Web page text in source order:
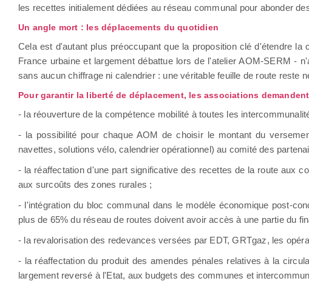
les recettes initialement dédiées au réseau communal pour abonder
Un angle mort : les déplacements du quotidien
Cela est d'autant plus préoccupant que la proposition clé d'étendre
France urbaine et largement débattue lors de l'atelier AOM-SERM -
sans aucun chiffrage ni calendrier : une véritable feuille de route reste
Pour garantir la liberté de déplacement, les associations
- la réouverture de la compétence mobilité à toutes les
- la possibilité pour chaque AOM de choisir le montant du
navettes, solutions vélo, calendrier opérationnel) au comité des
- la réaffectation d'une part significative des recettes de la route aux
aux surcoûts des zones rurales ;
- l'intégration du bloc communal dans le modèle économique post-
plus de 65% du réseau de routes doivent avoir accès à une partie du
- la revalorisation des redevances versées par EDT, GRTgaz, les
- la réaffectation du produit des amendes pénales relatives à la
largement reversé à l'Etat, aux budgets des communes et